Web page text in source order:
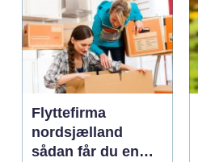
Flyttefirma
nordsjælland
sådan får du en